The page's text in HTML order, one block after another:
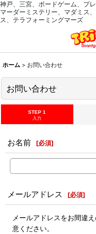
神戸、三宮、ボードゲーム、プ
マーダーミステリー、マダミス
ス、テラフォーミングマーズ
ホーム > お問い合わせ
お問い合わせ
STEP 1
入力
お名前 [必須]
メールアドレス [必須]
メールアドレスをお間違
意ください。